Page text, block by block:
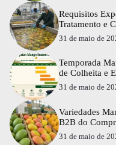
Requisitos
Tratamento e
31 de maio de
Temporada
de Colheita e
31 de maio de
Variedades
B2B do
31 de maio de